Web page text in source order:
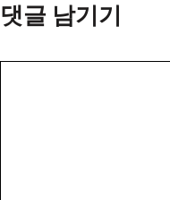
댓글 남기기